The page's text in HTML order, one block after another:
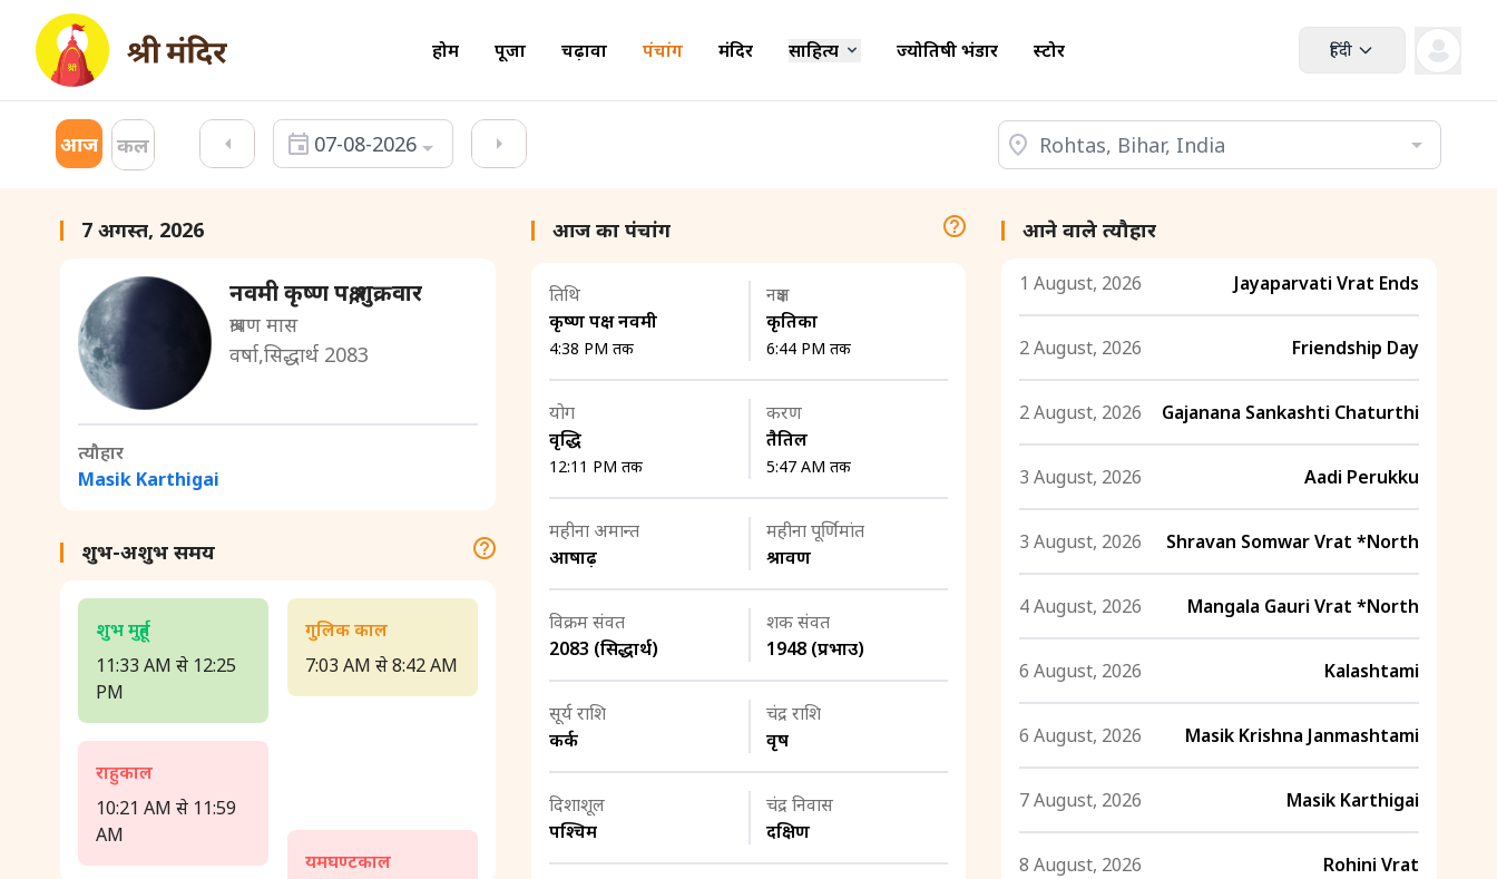
होम पूजा चढ़ावा पंचांग मंदिर साहित्य ज्योतिषी भंडार स्टोर हिंदी
आज कल 07-08-2026
7 अगस्त, 2026
नवमी कृष्ण पक्ष,शुक्रवार
श्रावण मास
वर्षा,सिद्धार्थ 2083
त्यौहार
Masik Karthigai
शुभ-अशुभ समय
शुभ मुहूर्त
11:33 AM से 12:25
PM
राहुकाल
10:21 AM से 11:59
AM
गुलिक काल
7:03 AM से 8:42 AM
यमघण्टकाल
आज का पंचांग
तिथि
कृष्ण पक्ष नवमी
4:38 PM तक
नक्षत्र
कृतिका
6:44 PM तक
योग
वृद्धि
12:11 PM तक
करण
तैतिल
5:47 AM तक
महीना अमान्त
आषाढ़
महीना पूर्णिमांत
श्रावण
विक्रम संवत
2083 (सिद्धार्थ)
शक संवत
1948 (प्रभाउ)
सूर्य राशि
कर्क
चंद्र राशि
वृष
दिशाशूल
पश्चिम
चंद्र निवास
दक्षिण
आने वाले त्यौहार
1 August, 2026 Jayaparvati Vrat Ends
2 August, 2026 Friendship Day
2 August, 2026 Gajanana Sankashti Chaturthi
3 August, 2026 Aadi Perukku
3 August, 2026 Shravan Somwar Vrat *North
4 August, 2026 Mangala Gauri Vrat *North
6 August, 2026 Kalashtami
6 August, 2026 Masik Krishna Janmashtami
7 August, 2026 Masik Karthigai
8 August, 2026 Rohini Vrat